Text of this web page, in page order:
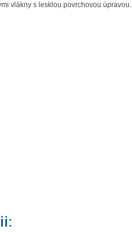
vlákny s lesklou povrchovou úpravou.
seznamu